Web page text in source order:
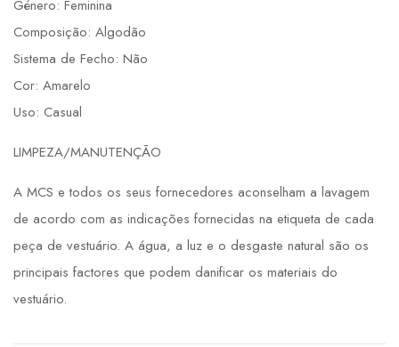
Género: Feminina
Composição: Algodão
Sistema de Fecho: Não
Cor: Amarelo
Uso: Casual
LIMPEZA/MANUTENÇÃO
A MCS e todos os seus fornecedores aconselham a lavagem
de acordo com as indicações fornecidas na etiqueta de cada
peça de vestuário. A água, a luz e o desgaste natural são os
principais factores que podem danificar os materiais do
vestuário.